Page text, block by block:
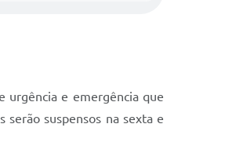
urgência e emergência que
serão suspensos na sexta e